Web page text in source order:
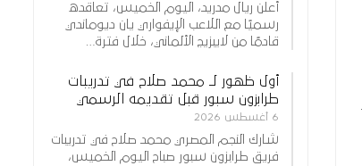
أعلن ريال مدريد، اليوم الخميس، تعاقده
رسميًا مع اللاعب الإيفواري يان ديوماندي
قادمًا من لايبزيج الألماني، خلال فترة…
أول ظهور لـ محمد صلاح في تدريبات
طرابزون سبور قبل تقديمه الرسمي
6 أغسطس 2026
شارك النجم المصري محمد صلاح في تدريبات
فريق طرابزون سبور صباح اليوم الخميس،